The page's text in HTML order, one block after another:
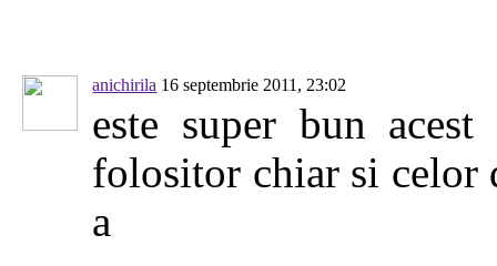
anichirila 16 septembrie 2011, 23:02
este super bun
folositor chiar si celor
a